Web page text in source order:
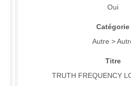
Oui
Catégorie
Autre >
Titre
TRUTH FREQUENCY